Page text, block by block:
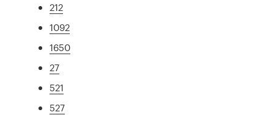
212
1092
1650
27
521
527